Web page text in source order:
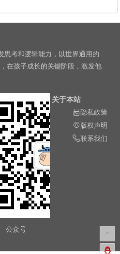
思考和逻辑能力，以世界通用的
在孩子成长的关键阶段，激发他
公众号
关于本站
隐私政策
版权声明
联系我们